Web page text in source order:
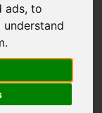
ads, to
"Ti